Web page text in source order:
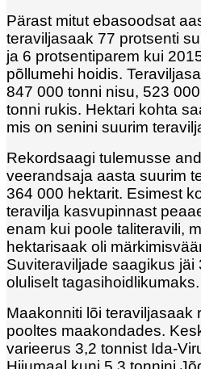
Pärast mitut ebasoodsat
teraviljasaak 77 protsenti
ja 6 protsentiparem kui
põllumehi hoidis.
847 000 tonni nisu, 523
tonni rukis. Hektari kohta
mis on senini suurim
Rekordsaagi tulemusse
veerandsaja aasta suurim
364 000 hektarit. Esimest
teravilja kasvupinnast
enam kui poole taliteravili,
hektarisaak oli
Suviteraviljade saagikus jäi
oluliselt tagasihoidlikumaks.
Maakonniti lõi teraviljasaak
pooltes maakondades.
varieerus 3,2 tonnist Ida-